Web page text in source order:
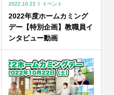
2022.10.22 イベント
2022年度ホームカミング
デー【特別企画】教職員イ
ンタビュー動画